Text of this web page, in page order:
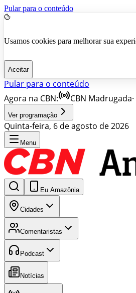
Pular para o conteúdo
Usamos cookies para melhorar sua
Aceitar
Pular para o conteúdo
Agora na CBN:
CBN Madrugada·
Ver programação
Quinta-feira, 6 de agosto de 2026
Menu
Eu Amazônia
Cidades
Comentaristas
Podcast
Notícias